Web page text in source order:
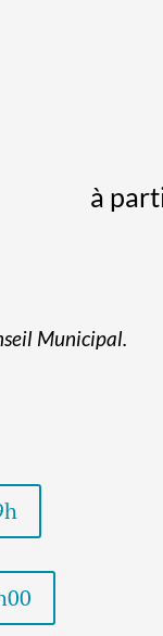
à
Municipal.